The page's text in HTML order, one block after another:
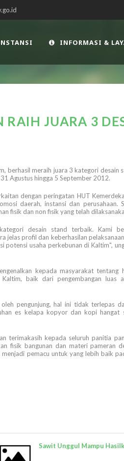
INFORMASI &
JUARA 3
berhasil meraih juara 3 kategori desain
Agustus hingga 5 September 2012.
dengan peringatan HUT
daerah, instansi dan perusahaan.
fisik dan non fisik yang telah
desain stand terbaik. Kami
jelas profil dan keberhasilan
usaha perkebunan di Kaltim",
kepada masyarakat tentang
baik dari pengembangan luas
pengunjung, hal ini tidak terlepas
es kelapa kopyor dan kopi hangat
terimakasih kepada seluruh panitia
fisik bangunan dan materi pameran
pemacu untuk yang lebih baik
Sawit Unggul Mampu